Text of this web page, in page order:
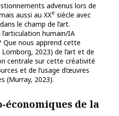
advenus lors de
aussi au XXe siècle avec
le champ de l’art.
humain/IA
Que nous apprend cette
2023) de l’art et de
centrale sur cette créativité
et de l’usage d’œuvres
(Murray, 2023).
économiques de la